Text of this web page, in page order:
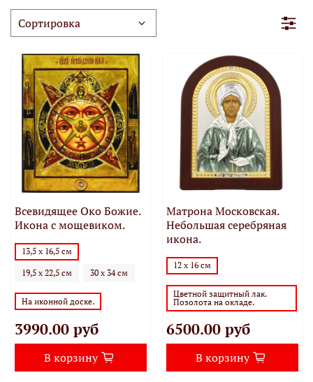
Всевидящее Око Божие.
Икона с мощевиком.
13,5 х 16,5 см
19,5 х 22,5 см 30 х 34 см
На иконной доске.
3990.00 руб
В корзину
Матрона Московская.
Небольшая серебряная
икона.
12 х 16 см
Цветной защитный лак.
Позолота на окладе.
6500.00 руб
В корзину